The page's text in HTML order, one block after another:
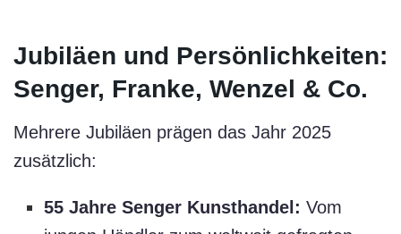
Jubiläen und Persönlichkeiten:
Senger, Franke, Wenzel & Co.
Mehrere Jubiläen prägen das Jahr 2025
zusätzlich:
55 Jahre Senger Kunsthandel: Vom